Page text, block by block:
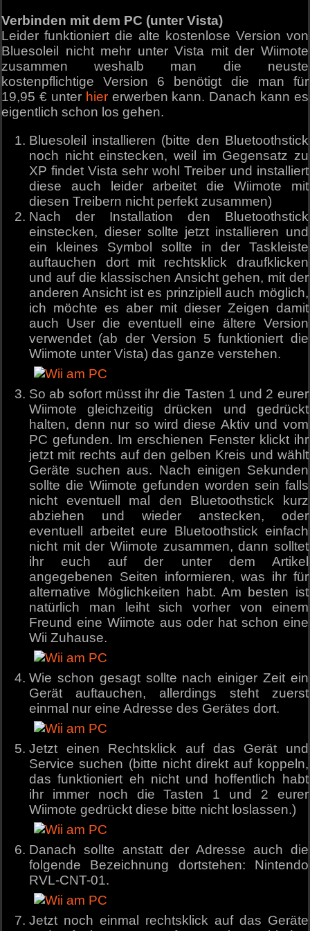
Verbinden mit dem PC (unter Vista)
Leider funktioniert die alte kostenlose Version von
Bluesoleil nicht mehr unter Vista mit der Wiimote
zusammen weshalb man die neuste
kostenpflichtige Version 6 benötigt die man für
19,95 € unter hiererwerben kann. Danach kann es
eigentlich schon los gehen.
Bluesoleil installieren (bitte den Bluetoothstick
noch nicht einstecken, weil im Gegensatz zu
XP findet Vista sehr wohl Treiber und installiert
diese auch leider arbeitet die Wiimote mit
diesen Treibern nicht perfekt zusammen)
Nach der Installation den Bluetoothstick
einstecken, dieser sollte jetzt installieren und
ein kleines Symbol sollte in der Taskleiste
auftauchen dort mit rechtsklick draufklicken
und auf die klassischen Ansicht gehen, mit der
anderen Ansicht ist es prinzipiell auch möglich,
ich möchte es aber mit dieser Zeigen damit
auch User die eventuell eine ältere Version
verwendet (ab der Version 5 funktioniert die
Wiimote unter Vista) das ganze verstehen.
So ab sofort müsst ihr die Tasten 1 und 2 eurer
Wiimote gleichzeitig drücken und gedrückt
halten, denn nur so wird diese Aktiv und vom
PC gefunden. Im erschienen Fenster klickt ihr
jetzt mit rechts auf den gelben Kreis und wählt
Geräte suchen aus. Nach einigen Sekunden
sollte die Wiimote gefunden worden sein falls
nicht eventuell mal den Bluetoothstick kurz
abziehen und wieder anstecken, oder
eventuell arbeitet eure Bluetoothstick einfach
nicht mit der Wiimote zusammen, dann solltet
ihr euch auf der unter dem Artikel
angegebenen Seiten informieren, was ihr für
alternative Möglichkeiten habt. Am besten ist
natürlich man leiht sich vorher von einem
Freund eine Wiimote aus oder hat schon eine
Wii Zuhause.
Wie schon gesagt sollte nach einiger Zeit ein
Gerät auftauchen, allerdings steht zuerst
einmal nur eine Adresse des Gerätes dort.
Jetzt einen Rechtsklick auf das Gerät und
Service suchen (bitte nicht direkt auf koppeln,
das funktioniert eh nicht und hoffentlich habt
ihr immer noch die Tasten 1 und 2 eurer
Wiimote gedrückt diese bitte nicht loslassen.)
Danach sollte anstatt der Adresse auch die
folgende Bezeichnung dortstehen: Nintendo
RVL-CNT-01.
Jetzt noch einmal rechtsklick auf das Geräte